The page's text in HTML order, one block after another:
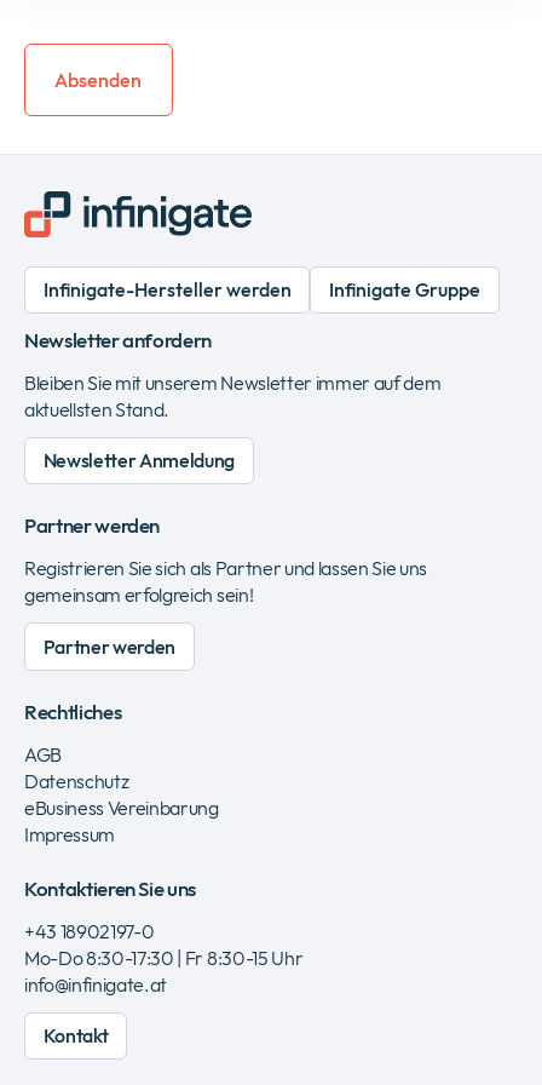
Infinigate-Hersteller werden Infinigate Gruppe
Newsletter anfordern
Bleiben Sie mit unserem Newsletter immer auf dem
aktuellsten Stand.
Newsletter Anmeldung
Partner werden
Registrieren Sie sich als Partner und lassen Sie uns
gemeinsam erfolgreich sein!
Partner werden
Rechtliches
AGB
Datenschutz
eBusiness Vereinbarung
Impressum
Kontaktieren Sie uns
+43 18902197-0
Mo-Do 8:30-17:30 | Fr 8:30-15 Uhr
info@infinigate.at
Kontakt